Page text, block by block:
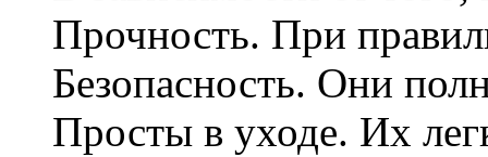
Прочность. При
Безопасность. Они
Просты в уходе. Их